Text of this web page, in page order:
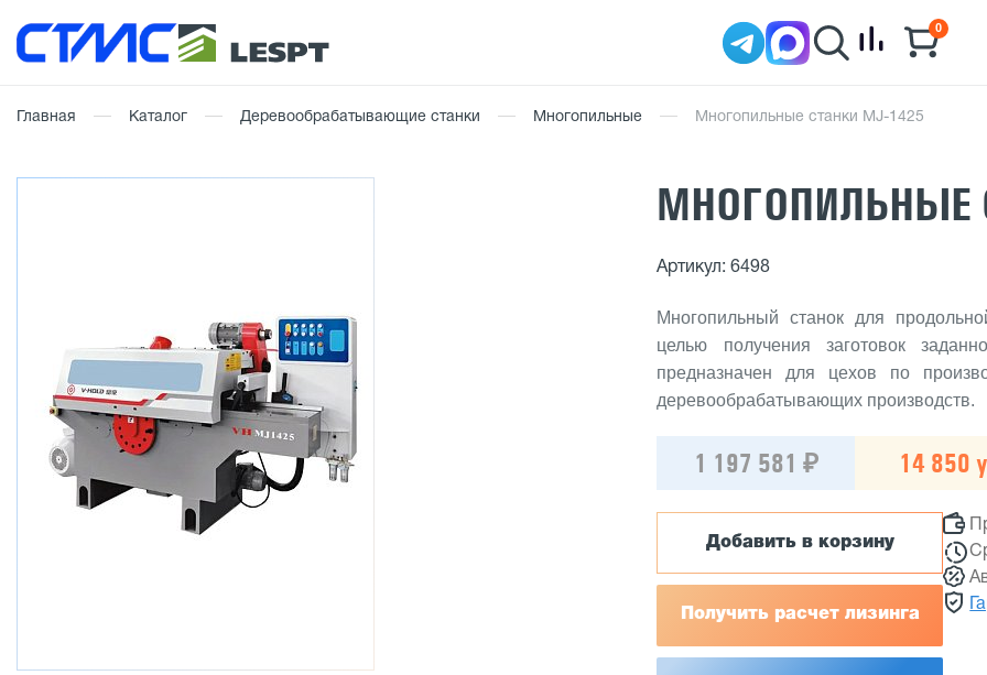
0
Главная Каталог Деревообрабатывающие станки Многопильные Многопильные станки MJ-1425
МНОГОПИЛЬНЫЕ
Артикул: 6498
Многопильный станок для
целью получения заготовок
предназначен для цехов по
деревообрабатывающих производств.
1 197 581 ₽ 14 850
Добавить в корзину
Получить расчет лизинга